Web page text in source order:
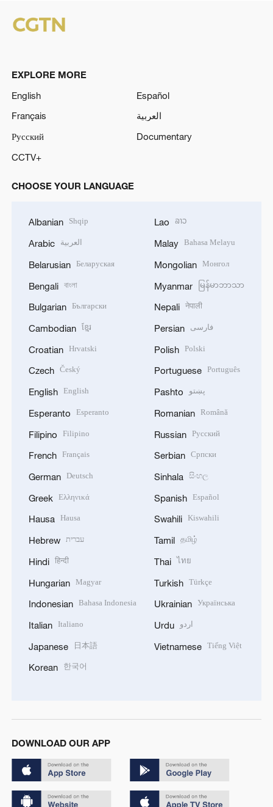
EXPLORE MORE
English
Español
Français
العربية
Русский
Documentary
CCTV+
CHOOSE YOUR LANGUAGE
Albanian Shqip
Arabic العربية
Belarusian Беларуская
Bengali বাংলা
Bulgarian Български
Cambodian ខ្មែរ
Croatian Hrvatski
Czech Český
English English
Esperanto Esperanto
Filipino Filipino
French Français
German Deutsch
Greek Ελληνικά
Hausa Hausa
Hebrew עברית
Hindi हिन्दी
Hungarian Magyar
Indonesian Bahasa Indonesia
Italian Italiano
Japanese 日本語
Korean 한국어
Lao ລາວ
Malay Bahasa Melayu
Mongolian Монгол
Myanmar မြန်မာဘာသာ
Nepali नेपाली
Persian فارسی
Polish Polski
Portuguese Português
Pashto پښتو
Romanian Română
Russian Русский
Serbian Српски
Sinhala සිංහල
Spanish Español
Swahili Kiswahili
Tamil தமிழ்
Thai ไทย
Turkish Türkçe
Ukrainian Українська
Urdu اردو
Vietnamese Tiếng Việt
DOWNLOAD OUR APP